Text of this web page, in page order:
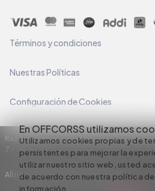
En OFFCORSS utilizamos
Utilizamos cookies propias y de
persistentes para mejorar la
utilizar nuestro sitio web, usted
de acuerdo con nuestra política de
información
Términos y condiciones
Nuestras Políticas
Configuración de Cookies
Razón Social: C.I HERMECO S.A. NIT:
7 – 35
All rights reserved empowered by